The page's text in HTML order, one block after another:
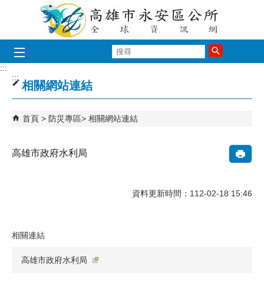
跳到主要內容區塊
尋
:::
:::
相關網站連結
首頁 防災專區 相關網站連結
高雄市政府水利局
資料更新時間：112-02-18 15:46
相關連結
高雄市政府水利局